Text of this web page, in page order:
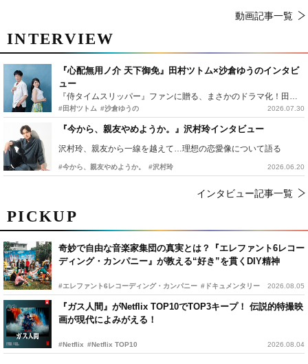
PICKUP
奇妙で自由な音楽家集団の真実とは？『エレファント6レコー
ディング・カンパニー』が教える“好き”を貫くDIY精神
#エレファント6レコーディング・カンパニー #ドキュメンタリー 2026.08.05
『ガス人間』がNetflix TOP10でTOP3キープ！ 伝説的特撮映
画が現代によみがえる！
#Netflix #Netflix TOP10 2026.08.04
動画記事一覧
INTERVIEW
『心配無用ノ介 天下御免』田村ツトム×沙倉ゆうのインタビ
ュー
『侍タイムスリッパー』ファンに贈る、まさかのドラマ化！田村ツトム×沙倉ゆうのが語る『心配無用ノ介』撮影秘話
#田村ツトム #沙倉ゆうの 2026.07.30
『今から、親友やめようか。』沢村玲インタビュー
沢村玲、親友から一線を越えて…理想の恋愛像について語る
#今から、親友やめようか。 #沢村玲 2026.06.20
インタビュー記事一覧